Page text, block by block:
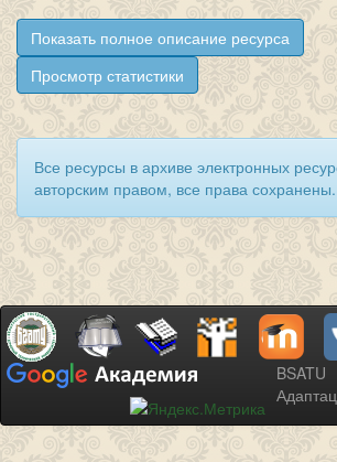
Показать полное описание ресурса
Просмотр статистики
Все ресурсы в архиве электронных
авторским правом, все права сохранены.
BSATU